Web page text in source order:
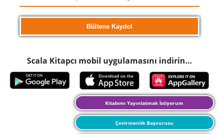
Scala Kitapcı mobil uygulamasını indirin…
Kitabımı Yayınlatmak İstiyorum
Çevirmenlik Başvurusu